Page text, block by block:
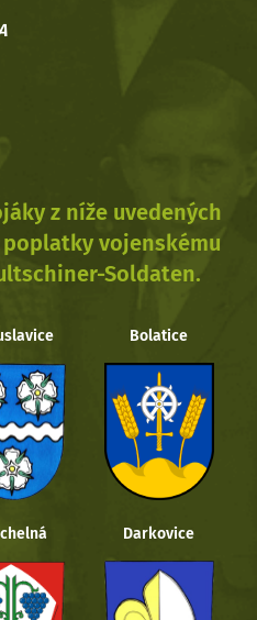
z níže uvedených
vojenskému
Soldaten.
Bolatice
Darkovice